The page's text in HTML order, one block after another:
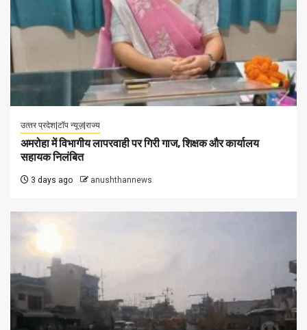
उत्‍तर प्रदेश|टॉप न्यूज़|राज्य
अमरोहा में विभागीय लापरवाही पर गिरी गाज, शिक्षक और कार्यालय
सहायक निलंबित
3 days ago anushthannews